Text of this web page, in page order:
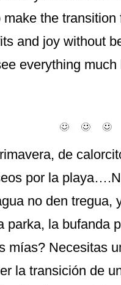
make the
and joy without
everything much
de
por la
no den tregua,
parka, la bufanda
mías? Necesitas
la transición de